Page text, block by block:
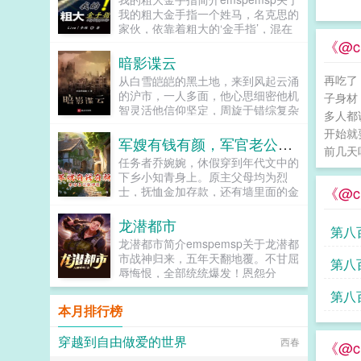
《
再吃了
子身材
多人
开始就
前几天
《
第八
第八
从
第八
起
《
产党领导下社会大环境以及农村农民
变好变强的最佳映射。如果您喜欢深
山飞出金燕子，别忘记分享给朋友...
我的粗大金手指一个姓马，名克思的
家伙，依靠着粗大的‘金手指’，混在
世界。美女猛将，奸佞忠臣，人间百
态，俱负其中。推妹升级，成王成
霸，千秋万载，一统天下！...
暗影谍云
从白雪皑皑的黑土地，来到风起云涌
的沪市，一人多面，他心思细密他机
智灵活他信仰坚定，周旋于错综复杂
写地下工作者炫丽的征程！如果您喜
欢暗影谍云，别忘记分享给朋友...军嫂有钱有颜，军官老公放肆宠
任务者乔婉婉，休假穿到年代文中的
下乡小知青身上。原主父母均为烈
士，抚恤金加存款，还有墙里面的金
自己报名去下乡。下乡已定无可更
改，乔婉婉收光家产，麻溜上了去往
东省的火车。躺平摆烂，哪里都行。
大队长，我爹战死，我娘炸死，他俩
都是烈士，我身体不好，干不了重
活。打猪草就挺好！吭哧吭哧，刨了
一...
龙潜都市
龙潜都市简介emspemsp关于龙潜都
市战神归来，五年天翻地覆。不甘屈
辱悔恨，全部统统爆发！恩怨分
明！...
本月排行榜
穿越到自由做爱的世界
西春